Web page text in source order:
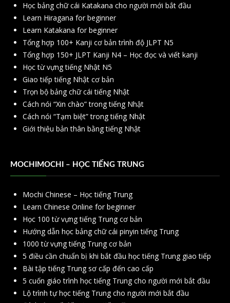
Học bảng chữ cái Katakana cho người mới bắt đầu
Learn Hiragana for beginner
Learn Katakana for beginner
Tổng hợp 100+ Kanji cơ bản trình độ JLPT N5
Tổng hợp 150+ JLPT Kanji N4 – Học đọc và viết kanji
Học từ vựng tiếng Nhật N5
Giao tiếp tiếng Nhật cơ bản
Trọn bộ bảng chữ cái tiếng Nhật
Cách nói “Xin chào” trong tiếng Nhật
Cách nói “Tạm biệt” trong tiếng Nhật
Giới thiệu bản thân bằng tiếng Nhật
MOCHIMOCHI – HỌC TIẾNG TRUNG
Mochi Chinese – Học tiếng Trung
Learn Chinese Online for beginner
Học 100 từ vựng tiếng Trung cơ bản
Hướng dẫn học bảng chữ cái pinyin tiếng Trung
1000 từ vựng tiếng Trung cơ bản
5 điều cần chuẩn bị khi bắt đầu học tiếng Trung giao tiếp
Bài tập tiếng Trung sơ cấp đến cao cấp
5 cuốn giáo trình học tiếng Trung cho người mới bắt đầu
Lộ trình tự học tiếng Trung cho người mới bắt đầu